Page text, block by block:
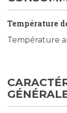
Température
Température